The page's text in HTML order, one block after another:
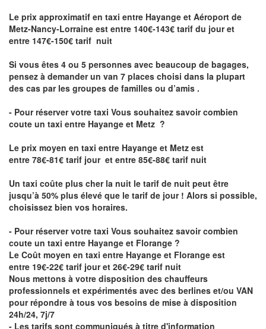
Le prix approximatif en taxi entre Hayange et Aéroport de
Metz-Nancy-Lorraine est entre 140€-143€ tarif du jour et
entre 147€-150€ tarif nuit
Si vous êtes 4 ou 5 personnes avec beaucoup de bagages,
pensez à demander un van 7 places choisi dans la plupart
des cas par les groupes de familles ou d’amis .
- Pour réserver votre taxi Vous souhaitez savoircombien
coute un taxi entre Hayange et Metz ?
Le prix moyen en taxi entre Hayange et Metz est
entre 78€-81€ tarif jour et entre 85€-88€ tarif nuit
Un taxi coûte plus cher la nuit le tarif de nuit peut être
jusqu’à 50% plus élevé que le tarif de jour ! Alors si possible,
choisissez bien vos horaires.
- Pour réserver votre taxi Vous souhaitez savoircombien
coute un taxi entre Hayange et Florange ?
Le Coût moyen en taxi entre Hayange et Florange est
entre 19€-22€ tarif jour et 26€-29€ tarif nuit
Nous mettons à votre disposition des chauffeurs
professionnels et expérimentés avec des berlines et/ou VAN
pour répondre à tous vos besoins de mise à disposition
24h/24, 7j/7
- Les tarifs sont communiqués à titre d'information